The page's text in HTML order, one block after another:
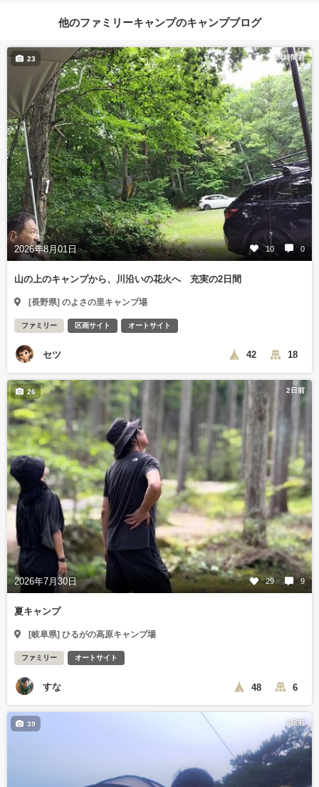
他のファミリーキャンプのキャンプブログ
14時間前
2026年8月01日 10 0
23
山の上のキャンプから、川沿いの花火へ 充実の2日間
[長野県] のよさの里キャンプ場
ファミリー 区画サイト オートサイト
セツ 42 18
2日前
2026年7月30日 29 9
26
夏キャンプ
[岐阜県] ひるがの高原キャンプ場
ファミリー オートサイト
すな 48 6
6日前
39